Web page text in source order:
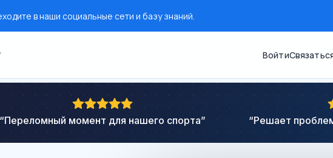
в наши социальные сети и базу знаний.
Войти
“Переломный момент для нашего спорта” “Решает